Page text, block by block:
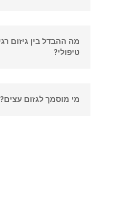
מה ההבדל בין גיזום
טיפולי?
מי מוסמך לגזום עצים?